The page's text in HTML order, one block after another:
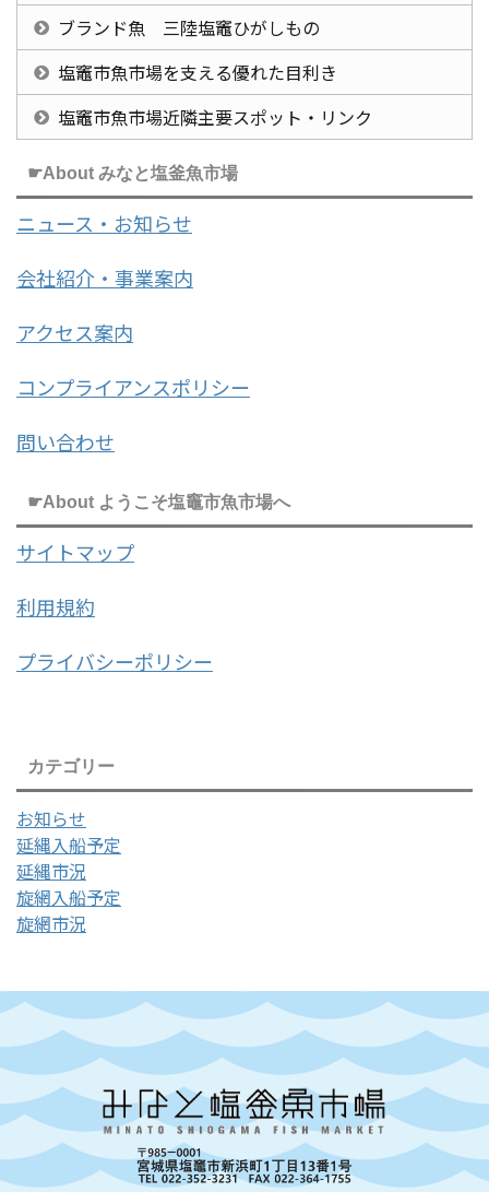
ブランド魚 三陸塩竈ひがしもの
塩竈市魚市場を支える優れた目利き
塩竈市魚市場近隣主要スポット・リンク
☛About みなと塩釜魚市場
ニュース・お知らせ
会社紹介・事業案内
アクセス案内
コンプライアンスポリシー
問い合わせ
☛About ようこそ塩竈市魚市場へ
サイトマップ
利用規約
プライバシーポリシー
カテゴリー
お知らせ
延縄入船予定
延縄市況
旋網入船予定
旋網市況